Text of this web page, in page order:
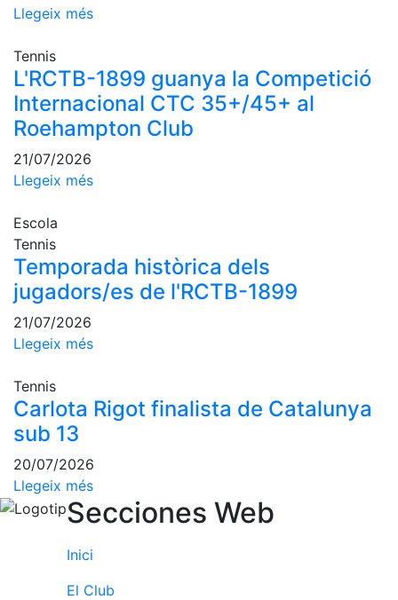
Històric
Normativa
Pàdel
Campionat
Social Pàdel
Quadres
Quadre
d'Honor
del
Campionat
Social
Normativa
Altres esports
Àrea social
Activitats
Llegeix més
Tennis
L'RCTB-1899 guanya la Competició
Internacional CTC 35+/45+ al
Roehampton Club
21/07/2026
Llegeix més
Escola
Tennis
Temporada històrica dels
jugadors/es de l'RCTB-1899
21/07/2026
Llegeix més
Tennis
Carlota Rigot finalista de Catalunya
sub 13
20/07/2026
Llegeix més
Secciones Web
Inici
El Club